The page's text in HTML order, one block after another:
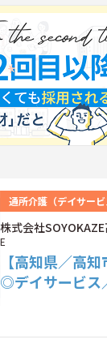
通所介護（デイサービ
株式会社
E
【高知県／高
◎デイサービス